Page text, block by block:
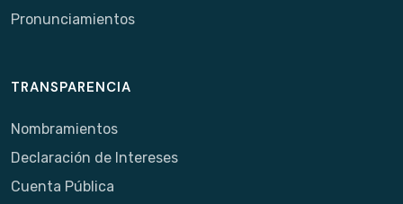
Pronunciamientos
TRANSPARENCIA
Nombramientos
Declaración de Intereses
Cuenta Pública